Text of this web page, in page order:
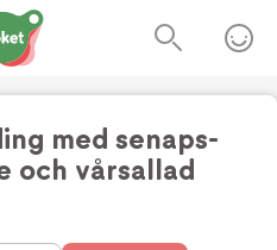
med senaps-
och vårsallad